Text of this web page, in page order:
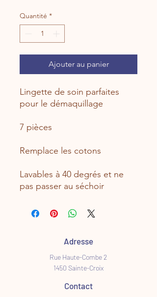
Quantité *
Ajouter au panier
Lingette de soin parfaites
pour le démaquillage
7 pièces
Remplace les cotons
Lavables à 40 degrés et ne
pas passer au séchoir
Adresse
Rue Haute-Combe 2
1450 Sainte-Croix
Contact